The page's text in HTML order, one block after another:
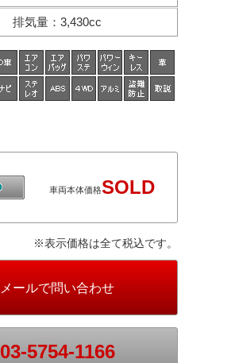
排気量 ： 3,430cc
車両本体価格SOLD
※表示価格は全て税込です。
03-5754-1166